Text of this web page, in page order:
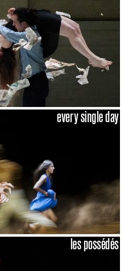
every single day
les possédés